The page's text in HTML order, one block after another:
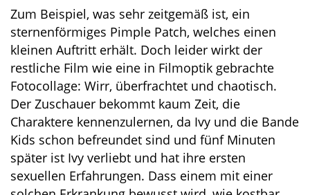
Zum Beispiel, was sehr zeitgemäß ist, ein
sternenförmiges Pimple Patch, welches einen
kleinen Auftritt erhält. Doch leider wirkt der
restliche Film wie eine in Filmoptik gebrachte
Fotocollage: Wirr, überfrachtet und chaotisch.
Der Zuschauer bekommt kaum Zeit, die
Charaktere kennenzulernen, da Ivy und die Bande
Kids schon befreundet sind und fünf Minuten
später ist Ivy verliebt und hat ihre ersten
sexuellen Erfahrungen. Dass einem mit einer